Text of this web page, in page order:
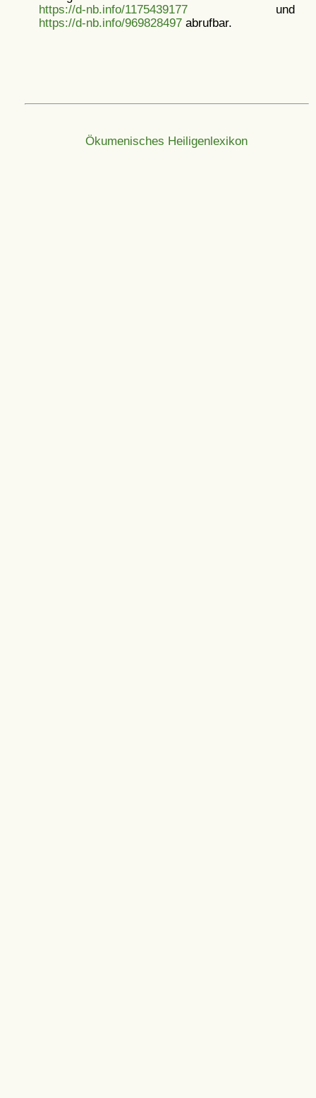
https://d-nb.info/1175439177und
https://d-nb.info/969828497abrufbar.
Ökumenisches Heiligenlexikon